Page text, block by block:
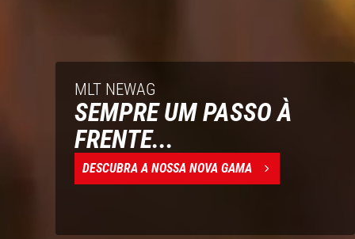
MLT NEWAG
SEMPRE UM PASSO À
FRENTE...
DESCUBRA A NOSSA NOVA GAMA